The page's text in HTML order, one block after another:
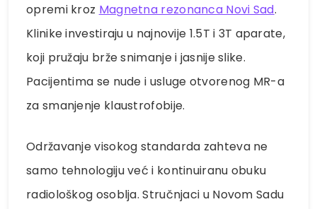
opremi kroz Magnetna rezonanca Novi Sad.
Klinike investiraju u najnovije 1.5T i 3T aparate,
koji pružaju brže snimanje i jasnije slike.
Pacijentima se nude i usluge otvorenog MR-a
za smanjenje klaustrofobije.
Održavanje visokog standarda zahteva ne
samo tehnologiju već i kontinuiranu obuku
radiološkog osoblja. Stručnjaci u Novom Sadu